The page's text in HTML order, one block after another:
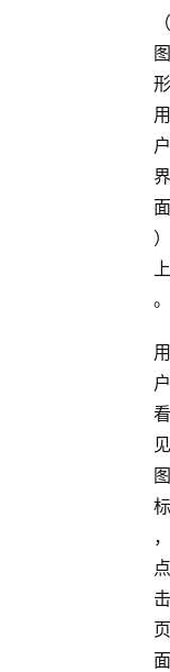
（
图
形
用
户
界
面
）
上
。
用
户
看
见
图
标
，
点
击
页
面